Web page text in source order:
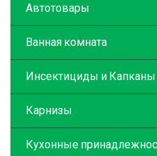
Автотовары
Ванная комната
Инсектициды и Капканы
Карнизы
Кухонные